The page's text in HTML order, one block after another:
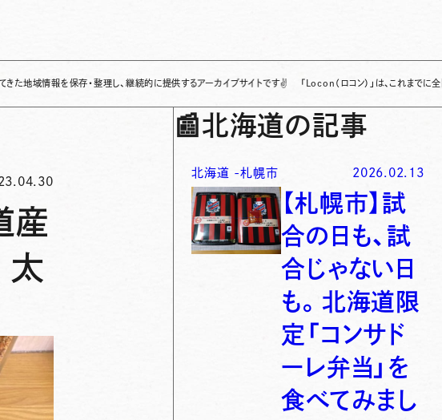
存・整理し、継続的に提供するアーカイブサイトです✌ 「Locon（ロコン）」は、これまでに全国各地で発
産
太
📰北海道の記事
北海道 -札幌市 2026.02.13
【札幌市】試
合の日も、試
合じゃない日
も。北海道限
定「コンサド
ーレ弁当」を
食べてみまし